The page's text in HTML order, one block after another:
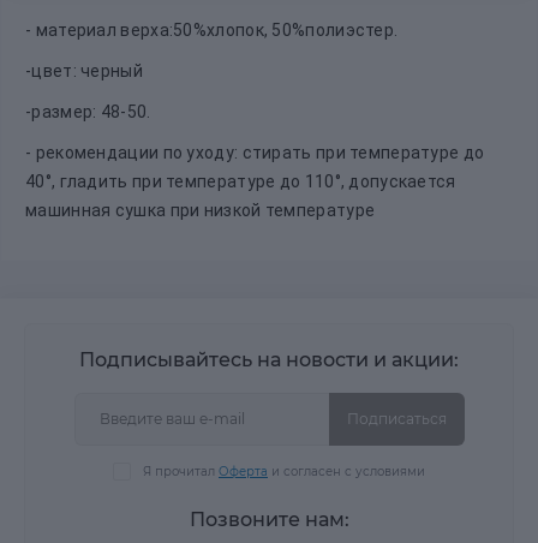
- материал верха:50%хлопок, 50%полиэстер.
-цвет: черный
-размер: 48-50.
- рекомендации по уходу: стирать при температуре до
40°, гладить при температуре до 110°, допускается
машинная сушка при низкой температуре
Подписывайтесь на новости и акции:
Подписаться
Я прочитал Оферта и согласен с условиями
Позвоните нам: